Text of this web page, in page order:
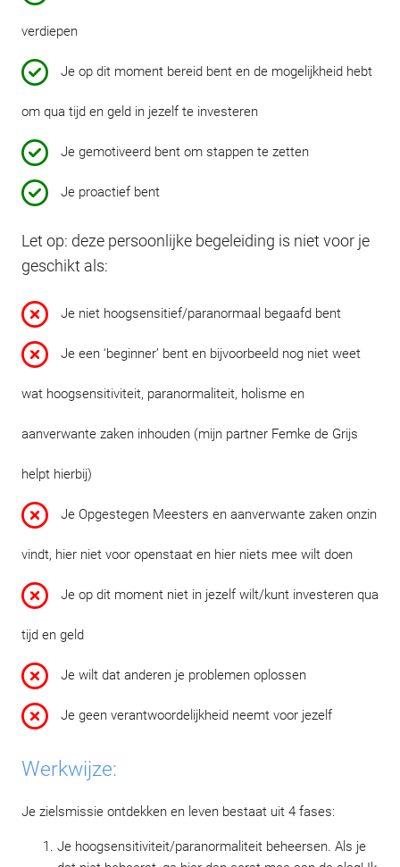
verdiepen
Je op dit moment bereid bent en de mogelijkheid hebt
om qua tijd en geld in jezelf te investeren
Je gemotiveerd bent om stappen te zetten
Je proactief bent
Let op: deze persoonlijke begeleiding is niet voor je
geschikt als:
Je niet hoogsensitief/paranormaal begaafd bent
Je een ‘beginner’ bent en bijvoorbeeld nog niet weet
wat hoogsensitiviteit, paranormaliteit, holisme en
aanverwante zaken inhouden (mijn partner Femke de Grijs
helpt hierbij)
Je Opgestegen Meesters en aanverwante zaken onzin
vindt, hier niet voor openstaat en hier niets mee wilt doen
Je op dit moment niet in jezelf wilt/kunt investeren qua
tijd en geld
Je wilt dat anderen je problemen oplossen
Je geen verantwoordelijkheid neemt voor jezelf
Werkwijze:
Je zielsmissie ontdekken en leven bestaat uit 4 fases:
Je hoogsensitiviteit/paranormaliteit beheersen. Als je